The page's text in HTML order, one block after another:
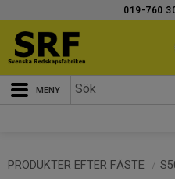
Meny
019-760
PRODUKTER EFTER FÄSTE